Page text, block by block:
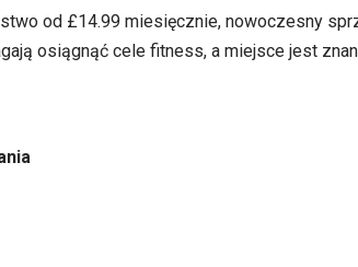
od £14.99 miesięcznie, nowoczesny
osiągnąć cele fitness, a miejsce jest